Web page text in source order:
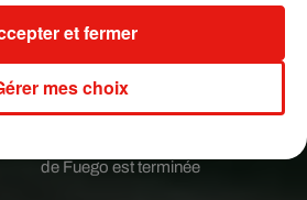
2020 à 15h38 par La rédaction
avec AFP
de Fuego est terminée
mes choix
et fermer